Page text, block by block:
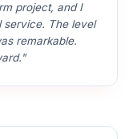
project, and I
service. The level
remarkable.